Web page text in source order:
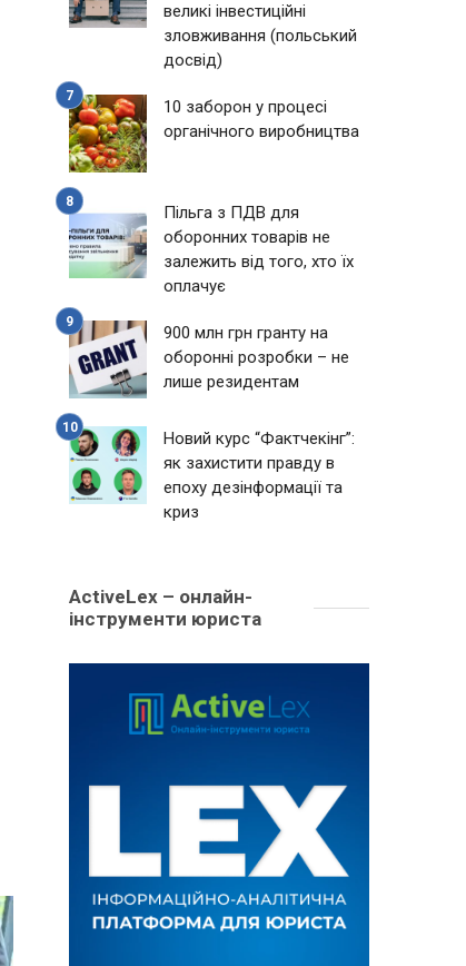
великі інвестиційні
зловживання (польський
досвід)
10 заборон у процесі
органічного виробництва
Пільга з ПДВ для
оборонних товарів не
залежить від того, хто їх
оплачує
900 млн грн гранту на
оборонні розробки – не
лише резидентам
Новий курс “Фактчекінг”:
як захистити правду в
епоху дезінформації та
криз
ActiveLex – онлайн-
інструменти юриста